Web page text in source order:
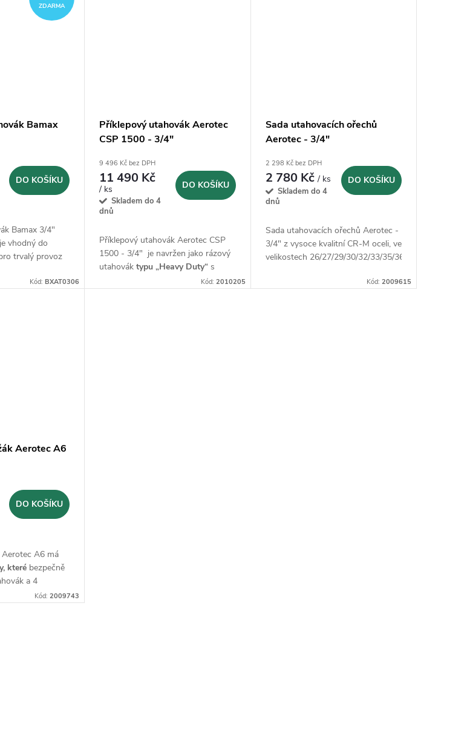
ZDARMA
Bamax
DO KOŠÍKU
Bamax 3/4"
vhodný do
trvalý provoz
Kód:BXAT0306
Příklepový utahovák Aerotec
CSP 1500 - 3/4"
9 496 Kč bez DPH
11 490 Kč
/ ks
Skladem do 4
dnů
DO KOŠÍKU
Příklepový utahovák Aerotec CSP
1500 - 3/4" je navržen jako rázový
utahovák typu „Heavy Duty“ s
kompozitním tělem, což zajišťuje
Kód: 2010205
Sada utahovacích ořechů
Aerotec - 3/4"
2 298 Kč bez DPH
2 780 Kč/ ks
Skladem do 4
dnů
DO KOŠÍKU
Sada utahovacích ořechů Aerotec -
3/4" z vysoce kvalitní CR-M oceli, ve
velikostech 26/27/29/30/32/33/35/36
Kód: 2009615
Aerotec A6
DO KOŠÍKU
A6 má
které bezpečně
a 4
Kód:2009743